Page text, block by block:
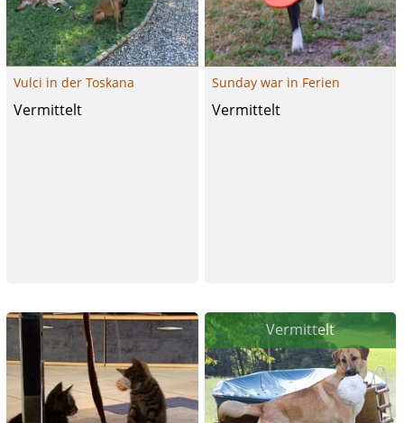
Vulci in der Toskana
Vermittelt
Sunday war in Ferien
Vermittelt
Vermittelt